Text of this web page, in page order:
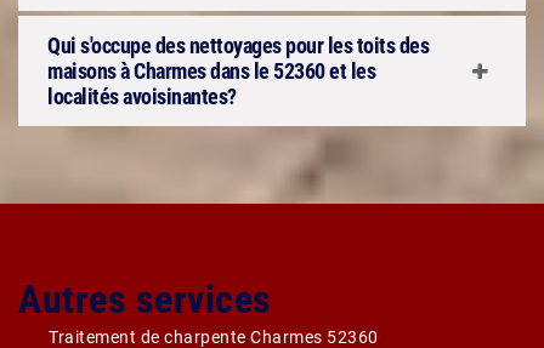
Qui s'occupe des nettoyages pour les toits des
maisons à Charmes dans le 52360 et les
localités avoisinantes?
Autres services
Traitement de charpente Charmes 52360